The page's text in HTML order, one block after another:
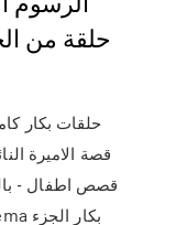
حلقة من
قصص اطفال -